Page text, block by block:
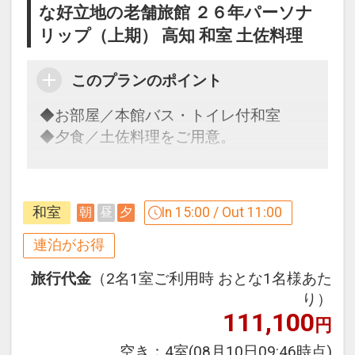
館内大浴場のご案内
市街地にありながら一歩踏み入れると別
世界の寛ぎ空間。
【男湯】
露天には岩風呂とかめ風呂がございま
癒してください。
【女湯】
露天には女将厳選の信楽焼天然ラジウム
鉱石のかめ風呂と特徴的なかまくら風
呂、岩風呂には海洋深層水シーバスタイ
広々とした屋内大浴場や女性専用サウナ
な好立地の老舗旅館 ２６年パーソナ
リップ（上期） 高知 和室 土佐料理
このプランのポイント
◆お部屋／本館バス・トイレ付和室
◆夕食／土佐料理をご用意。
【連泊するとお得】連泊割引がございま
す ※一部除外日あり
連泊の場合、
１，０００円引、こどもA７００円引、
※割引適用後のご旅行代金は、カレンダ
和室 朝 昼 夕 In 15:00 / Out 11:00
連泊がお得
旅行代金 （2名1室ご利用時 おとな1名様あた
り）
111,100円
空き： 4室(08月10日09:46時点)